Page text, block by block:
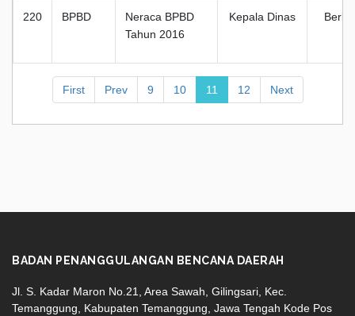
220 BPBD
Neraca BPBD
Tahun 2016
Kepala Dinas
First Prev 9 10 11 12 Next
BADAN PENANGGULANGAN BENCANA DAERAH
Jl. S. Kadar Maron No.21, Area Sawah, Gilingsari, Kec.
Temanggung, Kabupaten Temanggung, Jawa Tengah Kode Pos